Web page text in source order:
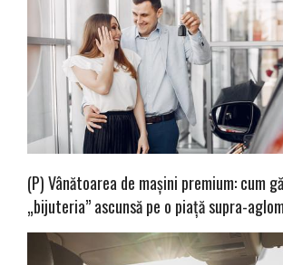
(P) Vânătoarea de mașini premium: cum
„bijuteria” ascunsă pe o piață supra-